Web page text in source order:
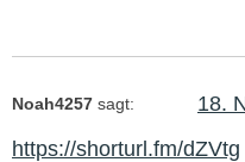
Noah4257 sagt:
18.
https://shorturl.fm/dZVtg